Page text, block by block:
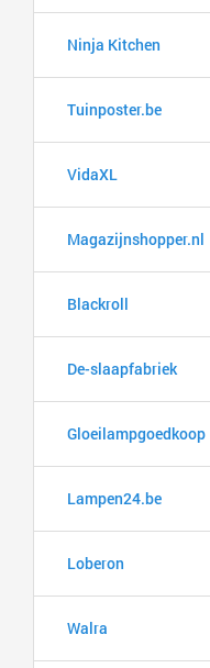
Ninja Kitchen
Tuinposter.be
VidaXL
Magazijnshopper.nl
Blackroll
De-slaapfabriek
Gloeilampgoedkoop
Lampen24.be
Loberon
Walra